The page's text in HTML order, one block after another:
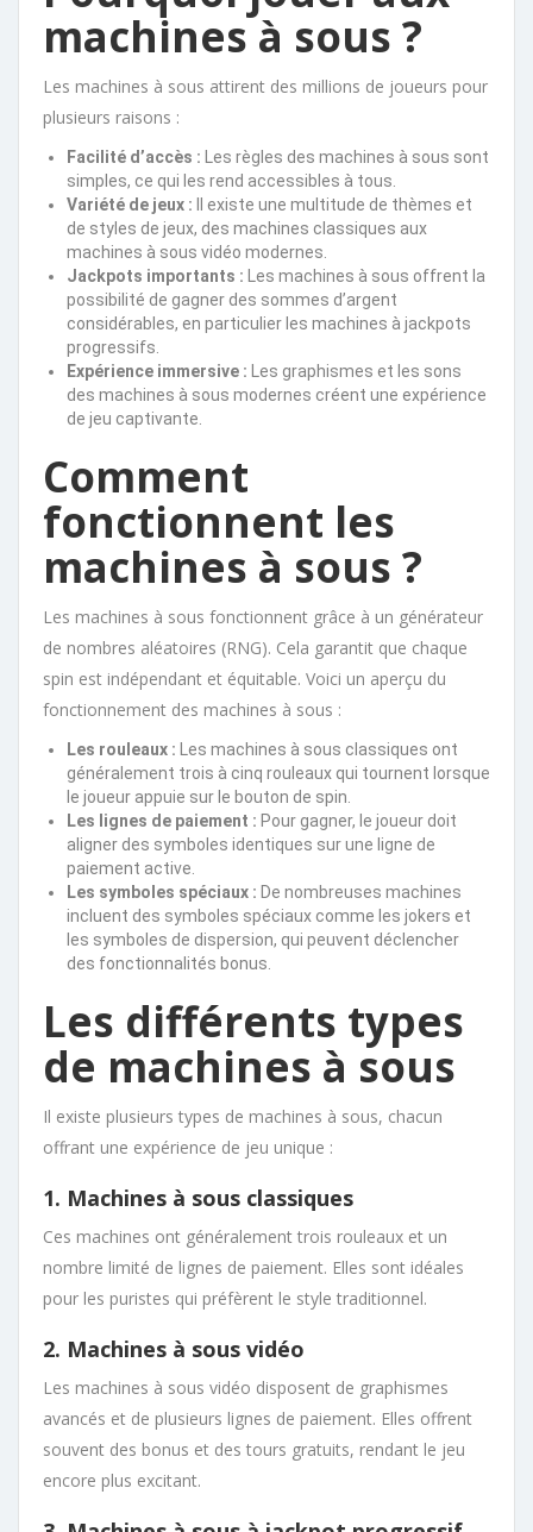
machines à sous ?
Les machines à sous attirent des millions de joueurs pour
plusieurs raisons :
Facilité d’accès : Les règles des machines à sous sont
simples, ce qui les rend accessibles à tous.
Variété de jeux : Il existe une multitude de thèmes et
de styles de jeux, des machines classiques aux
machines à sous vidéo modernes.
Jackpots importants : Les machines à sous offrent la
possibilité de gagner des sommes d’argent
considérables, en particulier les machines à jackpots
progressifs.
Expérience immersive : Les graphismes et les sons
des machines à sous modernes créent une expérience
de jeu captivante.
Comment
fonctionnent les
machines à sous ?
Les machines à sous fonctionnent grâce à un générateur
de nombres aléatoires (RNG). Cela garantit que chaque
spin est indépendant et équitable. Voici un aperçu du
fonctionnement des machines à sous :
Les rouleaux : Les machines à sous classiques ont
généralement trois à cinq rouleaux qui tournent lorsque
le joueur appuie sur le bouton de spin.
Les lignes de paiement : Pour gagner, le joueur doit
aligner des symboles identiques sur une ligne de
paiement active.
Les symboles spéciaux : De nombreuses machines
incluent des symboles spéciaux comme les jokers et
les symboles de dispersion, qui peuvent déclencher
des fonctionnalités bonus.
Les différents types
de machines à sous
Il existe plusieurs types de machines à sous, chacun
offrant une expérience de jeu unique :
1. Machines à sous classiques
Ces machines ont généralement trois rouleaux et un
nombre limité de lignes de paiement. Elles sont idéales
pour les puristes qui préfèrent le style traditionnel.
2. Machines à sous vidéo
Les machines à sous vidéo disposent de graphismes
avancés et de plusieurs lignes de paiement. Elles offrent
souvent des bonus et des tours gratuits, rendant le jeu
encore plus excitant.